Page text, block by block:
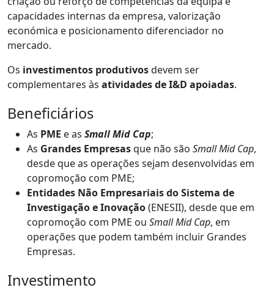
capacidades internas da empresa, valorização
económica e posicionamento diferenciador no
mercado.
Os investimentos produtivosdevem ser
complementares às atividades de I&D apoiadas.
Beneficiários
As PME e as Small Mid Cap;
As Grandes Empresasque não são Small Mid Cap,
desde que as operações sejam desenvolvidas em
copromoção com PME;
Entidades Não Empresariais do Sistema de
Investigação e Inovação(ENESII), desde que em
copromoção com PME ou Small Mid Cap, em
operações que podem também incluir Grandes
Empresas.
Investimento